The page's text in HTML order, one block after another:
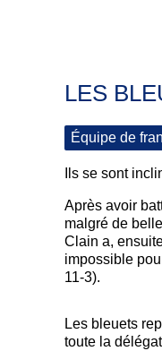
LES
Équipe de
Ils se sont
Après avoir
malgré de
Clain a,
impossible
11-3).
Les bleuets
toute la